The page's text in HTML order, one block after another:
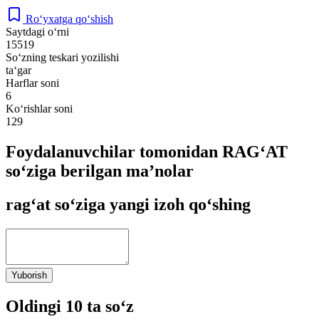
Ro‘yxatga qo‘shish
Saytdagi o‘rni
15519
So‘zning teskari yozilishi
ta‘gar
Harflar soni
6
Ko‘rishlar soni
129
Foydalanuvchilar tomonidan RAG‘AT
so‘ziga berilgan ma’nolar
rag‘at so‘ziga yangi izoh qo‘shing
Yuborish
Oldingi 10 ta so‘z